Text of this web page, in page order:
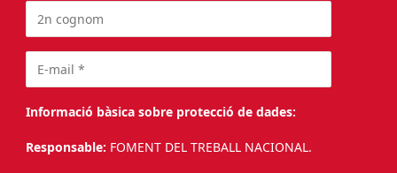
Informació bàsica sobre protecció de dades:
Responsable: FOMENT DEL TREBALL NACIONAL.